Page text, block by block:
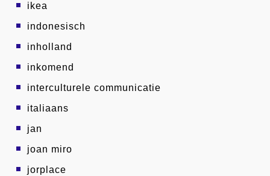
ikea
indonesisch
inholland
inkomend
interculturele communicatie
italiaans
jan
joan miro
jorplace